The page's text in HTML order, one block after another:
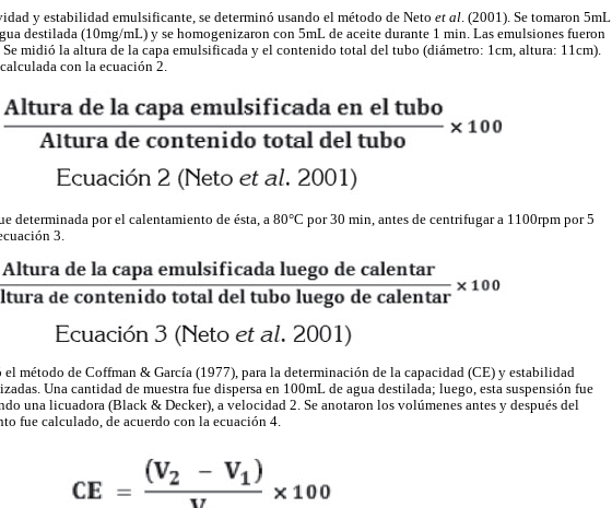
y estabilidad emulsificante, se determinó usando el método de Neto et al. (2001). Se tomaron 5mL
destilada (10mg/mL) y se homogenizaron con 5mL de aceite durante 1 min. Las emulsiones fueron
midió la altura de la capa emulsificada y el contenido total del tubo (diámetro: 1cm, altura: 11cm).
con la ecuación 2.
determinada por el calentamiento de ésta, a 80°C por 30 min, antes de centrifugar a 1100rpm por 5
3.
método de Coffman & García (1977), para la determinación de la capacidad (CE) y estabilidad
Una cantidad de muestra fue dispersa en 100mL de agua destilada; luego, esta suspensión fue
una licuadora (Black & Decker), a velocidad 2. Se anotaron los volúmenes antes y después del
fue calculado, de acuerdo con la ecuación 4.